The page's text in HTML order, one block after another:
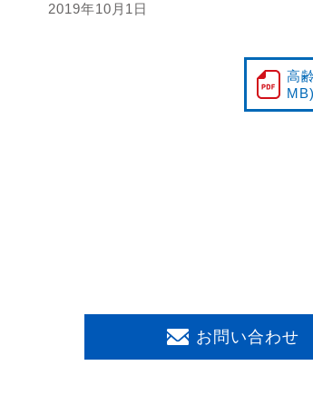
2019年10月1日
高
MB)
お問い合わせ